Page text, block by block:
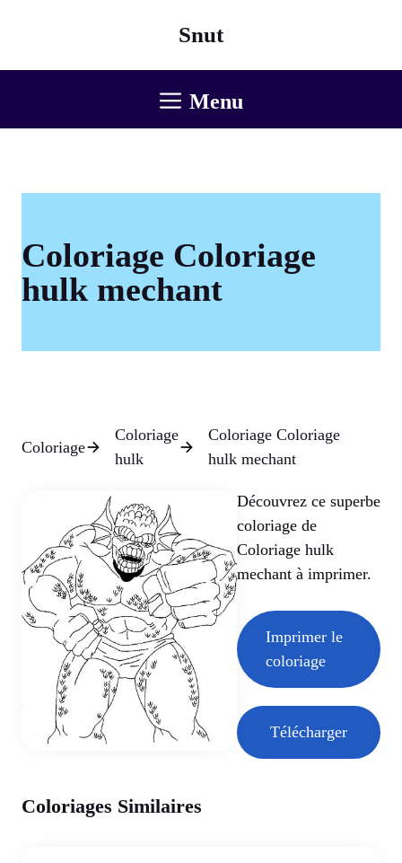
Snut
Menu
Coloriage Coloriage
hulk mechant
Coloriage
Coloriage
hulk
Coloriage Coloriage
hulk mechant
Découvrez ce superbe
coloriage de
Coloriage hulk
mechant à imprimer.
Imprimer le
coloriage
Télécharger
Coloriages Similaires